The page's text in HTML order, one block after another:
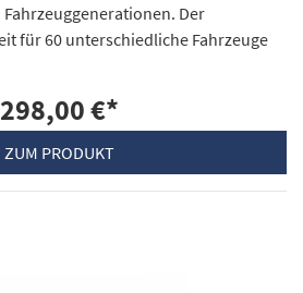
Der
für 60 unterschiedliche Fahrzeuge
298,00 €*
ZUM PRODUKT